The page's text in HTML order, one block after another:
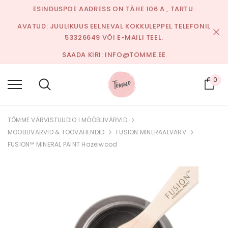
ESINDUSPOE AADRESS ON TÄHE 106 A , TARTU.
AVATUD: JUULIKUUS EELNEVAL KOKKULEPPEL TELEFONIL
53326649 VÕI E-MAILI TEEL.
SAADA KIRI: INFO@TOMME.EE
0
TÕMME VÄRVISTUUDIO I MÖÖBLIVÄRVID
MÖÖBLIVÄRVID & TÖÖVAHENDID
FUSION MINERAALVÄRV
FUSION™ MINERAL PAINT Hazelwood